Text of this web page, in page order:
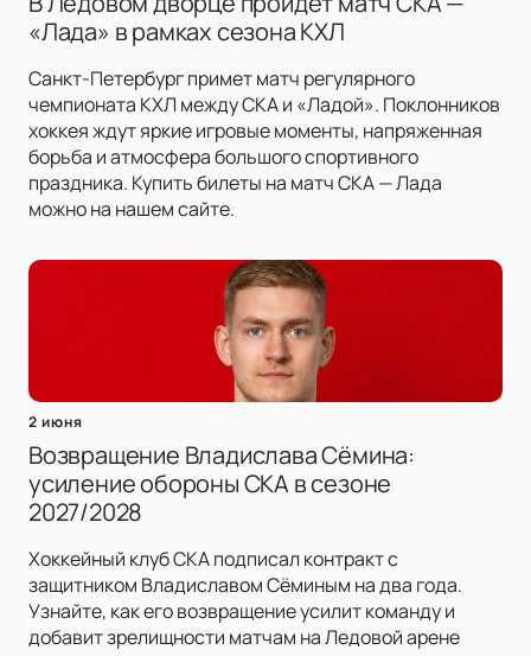
«Лада» в рамках сезона КХЛ
Санкт-Петербург примет матч регулярного
чемпионата КХЛ между СКА и «Ладой». Поклонников
хоккея ждут яркие игровые моменты, напряженная
борьба и атмосфера большого спортивного
праздника. Купить билеты на матч СКА — Лада
можно на нашем сайте.
2 июня
Возвращение Владислава Сёмина:
усиление обороны СКА в сезоне
2027/2028
Хоккейный клуб СКА подписал контракт с
защитником Владиславом Сёминым на два года.
Узнайте, как его возвращение усилит команду и
добавит зрелищности матчам на Ледовой арене